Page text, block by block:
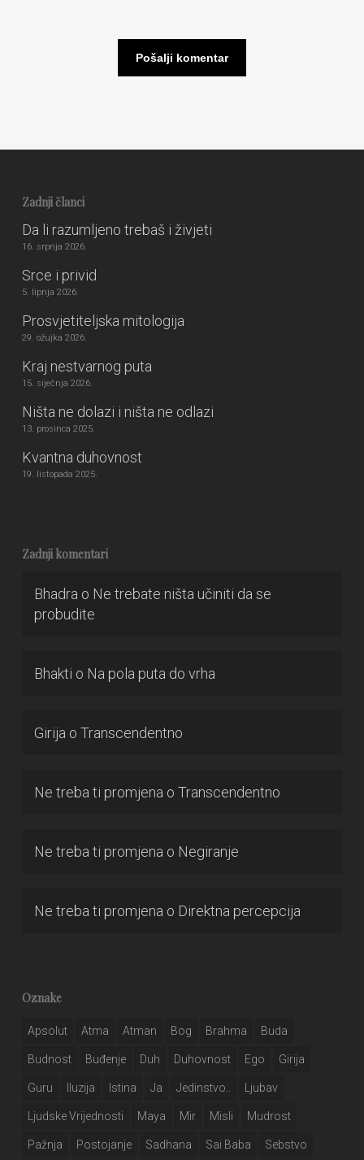
Zadnji članci
Da li razumljeno trebaš i živjeti
16. srpnja 2026.
Srce i privid
5. lipnja 2026.
Prosvjetiteljska mitologija
29. ožujka 2026.
Kraj nestvarnog puta
15. siječnja 2026.
Ništa ne dolazi i ništa ne odlazi
13. prosinca 2025.
Kvantna duhovnost
19. listopada 2025.
Zadnji komentari
Bhadra o Ne trebate ništa učiniti da se
probudite
Bhakti o Na pola puta do vrha
Girija o Transcendentno
Ne treba ti promjena o Transcendentno
Ne treba ti promjena o Negiranje
Ne treba ti promjena o Direktna percepcija
Oznake
Apsolut Atma Atman Bog Brahma Buda
Budnost Buđenje Duh Duhovnost Ego Girija
Guru Iluzija Istina Ja Jedinstvo.. Ljubav
Ljudske Vrijednosti Maya Mir Misli Mudrost
Pažnja Postojanje Sadhana Sai Baba Sebstvo